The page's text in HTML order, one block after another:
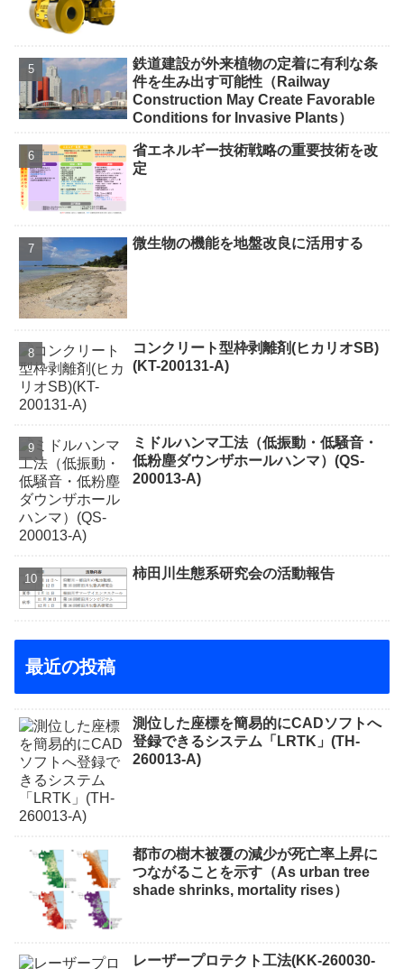
鉄道建設が外来植物の定着に有利な条
件を生み出す可能性（Railway
Construction May Create Favorable
Conditions for Invasive Plants）
省エネルギー技術戦略の重要技術を改
定
微生物の機能を地盤改良に活用する
コンクリート型枠剥離剤(ヒカリオSB)
(KT-200131-A)
ミドルハンマ工法（低振動・低騒音・
低粉塵ダウンザホールハンマ）(QS-
200013-A)
柿田川生態系研究会の活動報告
最近の投稿
測位した座標を簡易的にCADソフトへ
登録できるシステム「LRTK」(TH-
260013-A)
都市の樹木被覆の減少が死亡率上昇に
つながることを示す（As urban tree
shade shrinks, mortality rises）
レーザープロテクト⼯法(KK-260030-